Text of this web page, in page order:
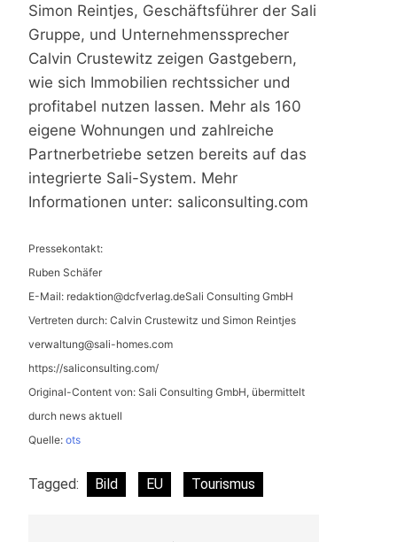
Simon Reintjes, Geschäftsführer der Sali
Gruppe, und Unternehmenssprecher
Calvin Crustewitz zeigen Gastgebern,
wie sich Immobilien rechtssicher und
profitabel nutzen lassen. Mehr als 160
eigene Wohnungen und zahlreiche
Partnerbetriebe setzen bereits auf das
integrierte Sali-System. Mehr
Informationen unter: saliconsulting.com
Pressekontakt:
Ruben Schäfer
E-Mail: redaktion@dcfverlag.deSali Consulting GmbH
Vertreten durch: Calvin Crustewitz und Simon Reintjes
verwaltung@sali-homes.com
https://saliconsulting.com/
Original-Content von: Sali Consulting GmbH, übermittelt
durch news aktuell
Quelle: ots
Tagged: Bild EU Tourismus